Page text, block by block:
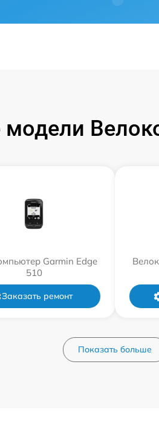
Garmin Edge
510
Заказать ремонт
Показать больше